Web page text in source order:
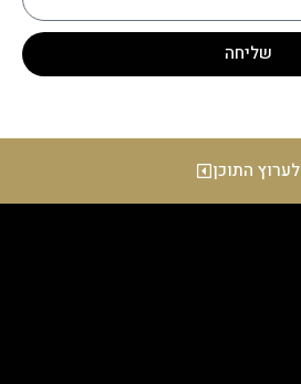
שליחה
לערוץ התוכן